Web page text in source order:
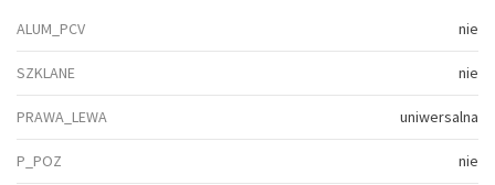
ALUM_PCV nie
SZKLANE nie
PRAWA_LEWA uniwersalna
P_POZ nie